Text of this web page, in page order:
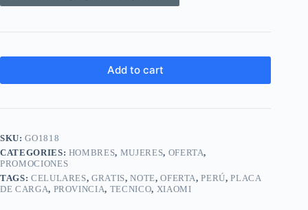
Add to cart
SKU:GO1818
CATEGORIES: HOMBRES, MUJERES, OFERTA,
PROMOCIONES
TAGS: CELULARES,GRATIS,NOTE,OFERTA,PERÚ,PLACA
DE CARGA, PROVINCIA, TECNICO, XIAOMI